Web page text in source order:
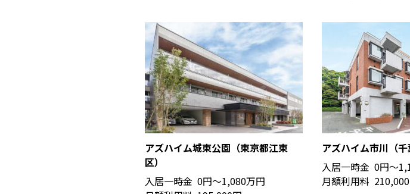
アズハイム城東公園（東京都江東
区）
入居一時金 0円〜1,080万円
アズハイム市川（千
入居一時金 0円〜
月額利用料